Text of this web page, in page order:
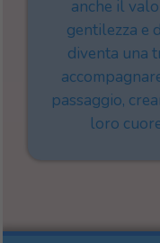
anche il
gentilezza e
diventa una
passaggio,
loro